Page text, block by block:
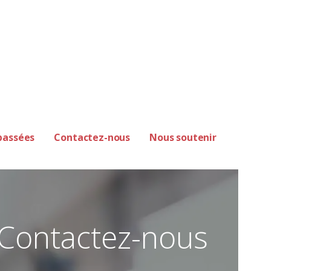
Contactez-nous Nous soutenir
nous